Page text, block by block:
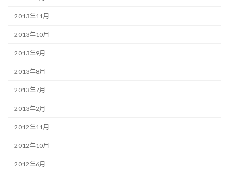
2013年11月
2013年10月
2013年9月
2013年8月
2013年7月
2013年2月
2012年11月
2012年10月
2012年6月